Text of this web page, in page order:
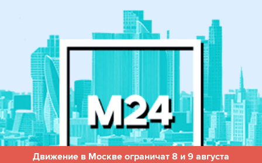
Движение в Москве ограничат 8 и 9 августа